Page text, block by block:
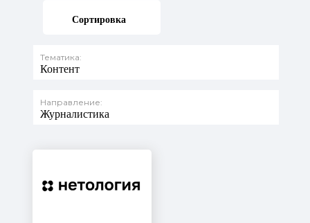
Сортировка
Тематика:
Контент
Направление:
Журналистика